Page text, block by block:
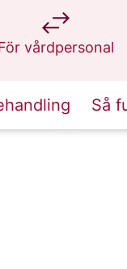
vårdpersonal
på 1177.se
Så